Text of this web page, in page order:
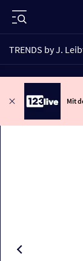
TRENDS by J.
Mit